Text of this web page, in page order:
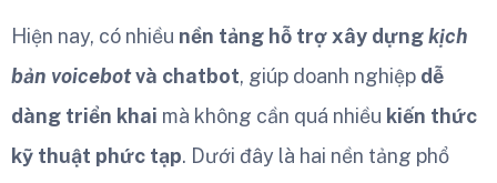
Hiện nay, có nhiều nền tảng hỗ trợ xây dựngkịch
bản voicebotvà chatbot, giúp doanh nghiệp dễ
dàng triển khai mà không cần quá nhiều kiến thức
kỹ thuật phức tạp. Dưới đây là hai nền tảng phổ